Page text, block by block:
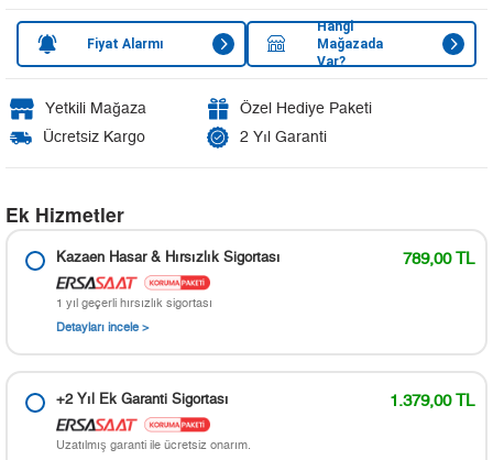
Fiyat Alarmı
Hangi
Mağazada
Var?
Yetkili Mağaza
Özel Hediye Paketi
Ücretsiz Kargo
2 Yıl Garanti
Ek Hizmetler
Kazaen Hasar & Hırsızlık Sigortası 789,00 TL
1 yıl geçerli hırsızlık sigortası
Detayları incele >
+2 Yıl Ek Garanti Sigortası 1.379,00 TL
Uzatılmış garanti ile ücretsiz onarım.